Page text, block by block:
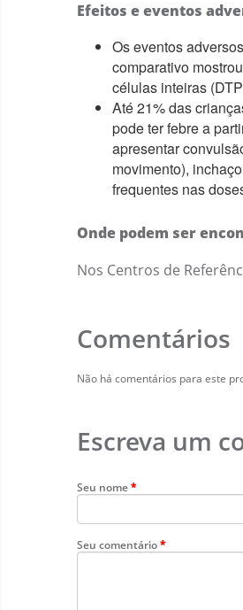
Efeitos e eventos
Os eventos
comparativo
células inteiras
Até 21% das
pode ter febre a
apresentar
movimento),
frequentes nas
Onde podem ser
Nos Centros de
Comentários
Não há comentários para este
Escreva um
Seu nome
Seu comentário